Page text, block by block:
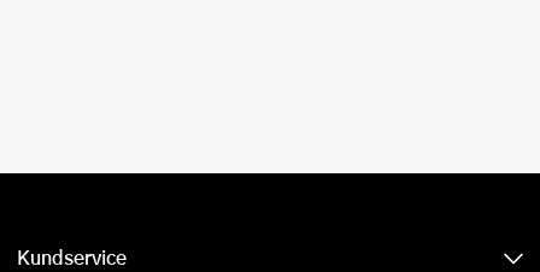
Kundservice